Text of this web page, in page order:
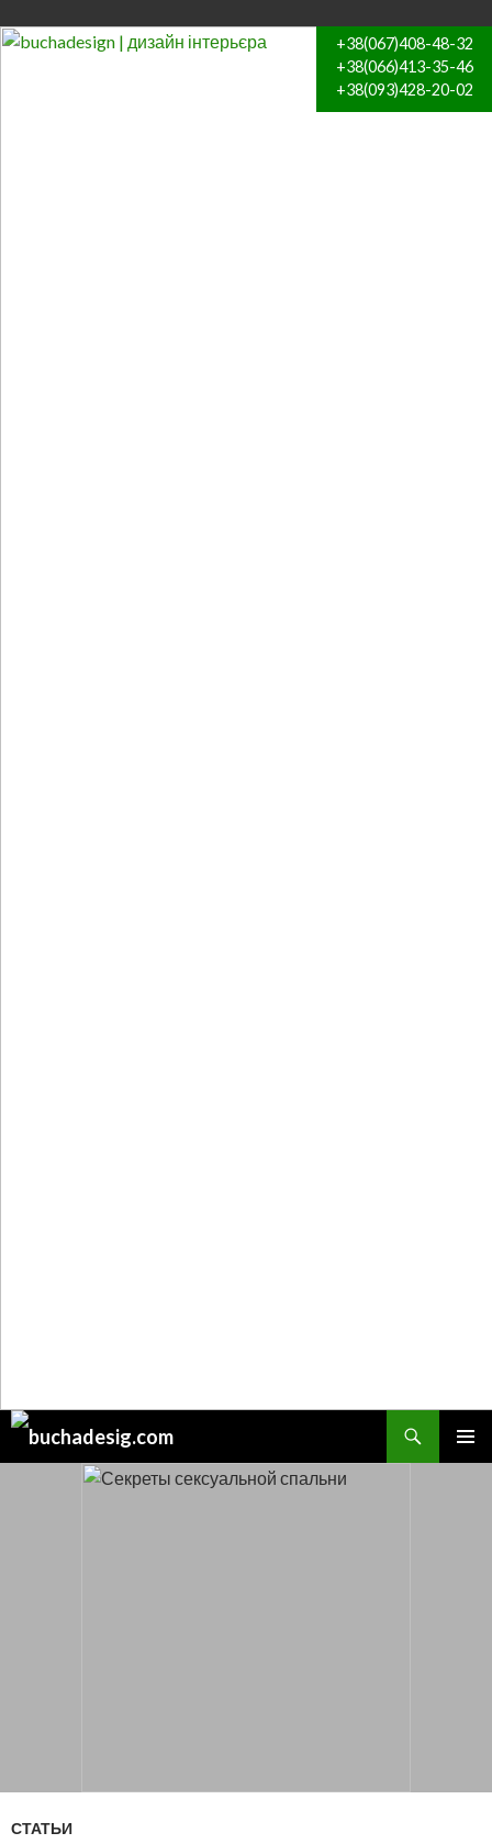
+38(067)408-48-32
+38(066)413-35-46
+38(093)428-20-02
Поиск
СТАТЬИ